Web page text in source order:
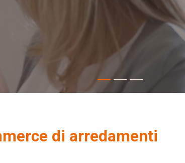
di arredamenti